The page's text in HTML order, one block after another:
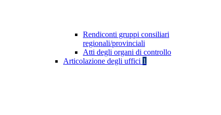
Rendiconti gruppi consiliari
regionali/provinciali
Atti degli organi di controllo
Articolazione degli uffici 1